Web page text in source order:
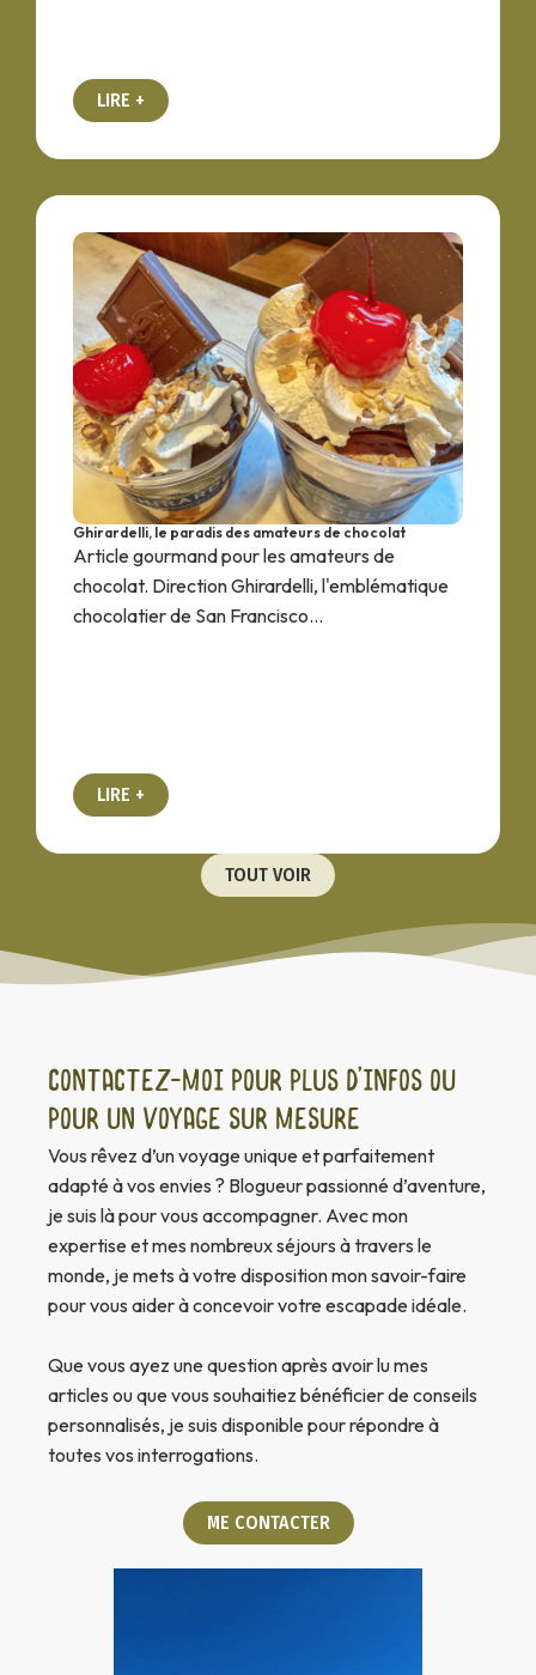
LIRE +
Ghirardelli, le paradis des amateurs de chocolat
Article gourmand pour les amateurs de
chocolat. Direction Ghirardelli, l'emblématique
chocolatier de San Francisco...
LIRE +
TOUT VOIR
Contactez-moi pour plus d’infos ou
pour un voyage sur mesure
Vous rêvez d’un voyage unique et parfaitement
adapté à vos envies ? Blogueur passionné d’aventure,
je suis là pour vous accompagner. Avec mon
expertise et mes nombreux séjours à travers le
monde, je mets à votre disposition mon savoir-faire
pour vous aider à concevoir votre escapade idéale.
Que vous ayez une question après avoir lu mes
articles ou que vous souhaitiez bénéficier de conseils
personnalisés, je suis disponible pour répondre à
toutes vos interrogations.
ME CONTACTER